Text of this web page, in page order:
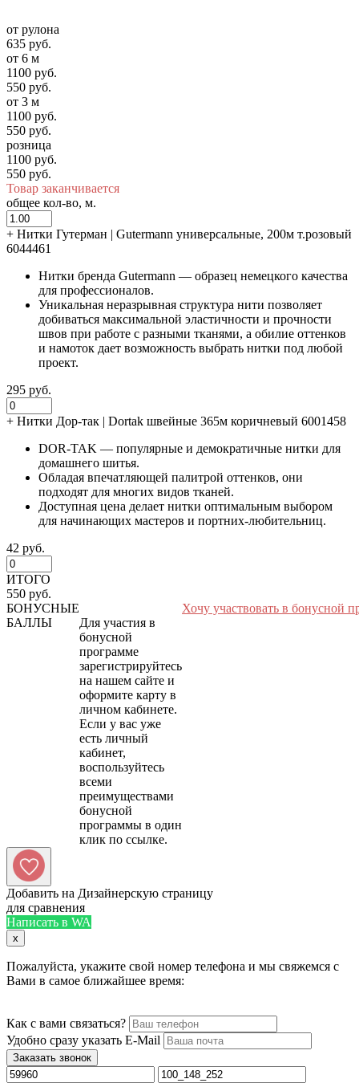
от рулона
635 руб.
от 6 м
1100 руб.
550 руб.
от 3 м
1100 руб.
550 руб.
розница
1100 руб.
550 руб.
Товар заканчивается
общее кол-во, м.
+ Нитки Гутерман | Gutermann универсальные, 200м т.розовый
6044461
Нитки бренда Gutermann — образец немецкого качества
для профессионалов.
Уникальная неразрывная структура нити позволяет
добиваться максимальной эластичности и прочности
швов при работе с разными тканями, а обилие оттенков
и намоток дает возможность выбрать нитки под любой
проект.
295 руб.
+ Нитки Дор-так | Dortak швейные 365м коричневый 6001458
DOR-TAK — популярные и демократичные нитки для
домашнего шитья.
Обладая впечатляющей палитрой оттенков, они
подходят для многих видов тканей.
Доступная цена делает нитки оптимальным выбором
для начинающих мастеров и портних-любительниц.
42 руб.
ИТОГО
550 руб.
БОНУСНЫЕ
БАЛЛЫ
Для участия в
бонусной
программе
зарегистрируйтесь
на нашем сайте и
оформите карту в
личном кабинете.
Если у вас уже
есть личный
кабинет,
воспользуйтесь
всеми
преимуществами
бонусной
программы в один
Хочу участвовать в бонусной
Добавить на Дизайнерскую страницу
для сравнения
Написать в WA
x
Пожалуйста, укажите свой номер телефона и мы свяжемся с
Вами в самое ближайшее время:
Как с вами связаться?
Удобно сразу указать E-Mail
Заказать звонок